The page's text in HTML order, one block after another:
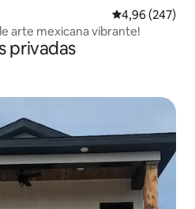
Classificação
4,96 (247)
arte mexicana vibrante!
privadas